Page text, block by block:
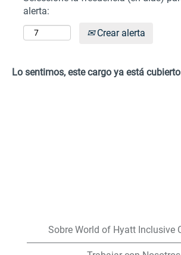
alerta:
Crear alerta
Lo sentimos, este cargo ya está
Sobre World of Hyatt Inclusive